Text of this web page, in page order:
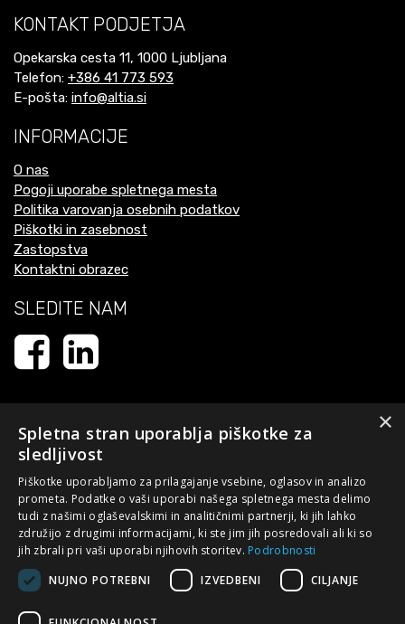
KONTAKT PODJETJA
Opekarska cesta 11, 1000 Ljubljana
Telefon: +386 41 773 593
E-pošta: info@altia.si
INFORMACIJE
O nas
Pogoji uporabe spletnega mesta
Politika varovanja osebnih podatkov
Piškotki in zasebnost
Zastopstva
Kontaktni obrazec
SLEDITE NAM
Naložbo - izdelavo spletne strani - sofinancirata Republika
Slovenija in Evropska unija iz Evropskega sklada za regionalni
razvoj. Sofinanciranje je bilo pridobljeno preko Vavčerja za
digitalni marketing s ciljem posodobiti spletni nastop podjetja.
Spletna stran evropske kohezijske politike v Sloveniji:
×
Spletna stran uporablja piškotke za
sledljivost
Piškotke uporabljamo za prilagajanje vsebine, oglasov in analizo
prometa. Podatke o vaši uporabi našega spletnega mesta delimo
tudi z našimi oglaševalskimi in analitičnimi partnerji, ki jih lahko
združijo z drugimi informacijami, ki ste jim jih posredovali ali ki so
jih zbrali pri vaši uporabi njihovih storitev. Podrobnosti
NUJNO POTREBNI
IZVEDBENI CILJANJE